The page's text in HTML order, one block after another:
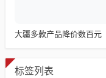
大疆多款产品降价数百元
标签列表